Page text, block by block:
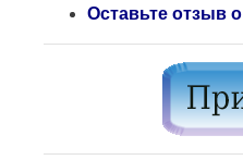
Оставьте отзыв